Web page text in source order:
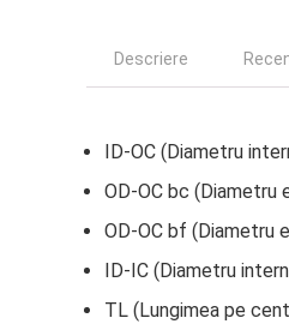
Descriere
ID-OC (Diametru
OD-OC bc (Diametru
OD-OC bf (Diametru
ID-IC (Diametru
TL (Lungimea pe